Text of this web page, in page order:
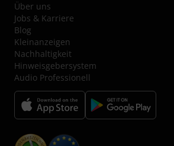
Über uns
Jobs & Karriere
Blog
Kleinanzeigen
Nachhaltigkeit
Hinweisgebersystem
Audio Professionell